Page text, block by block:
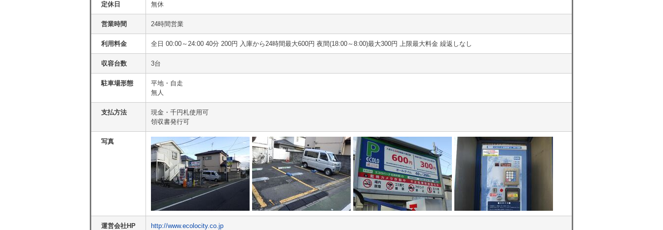
定休日 無休
営業時間 24時間営業
利用料金 全日 00:00～24:00 40分 200円 入庫から24時間最大600円 夜間(18:00～8:00)最大300円 上限最大料金 繰返しなし
収容台数 3台
駐車場形態
平地・自走
無人
支払方法
現金・千円札使用可
領収書発行可
写真
運営会社HP http://www.ecolocity.co.jp